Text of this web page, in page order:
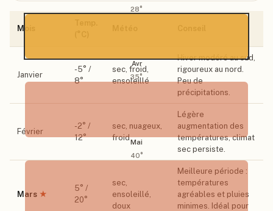
28°
Avr
35°
Mai
40°
Mois
Janvier
-5° /
8°
sec, froid,
ensoleillé
Hiver modéré au sud,
rigoureux au nord.
Peu de
précipitations.
Février
-2° /
12°
sec, nuageux,
froid
Légère
augmentation des
températures, climat
sec persiste.
Mars ★
5° /
20°
sec,
ensoleillé,
doux
Meilleure période :
températures
agréables et pluies
minimes. Idéal pour